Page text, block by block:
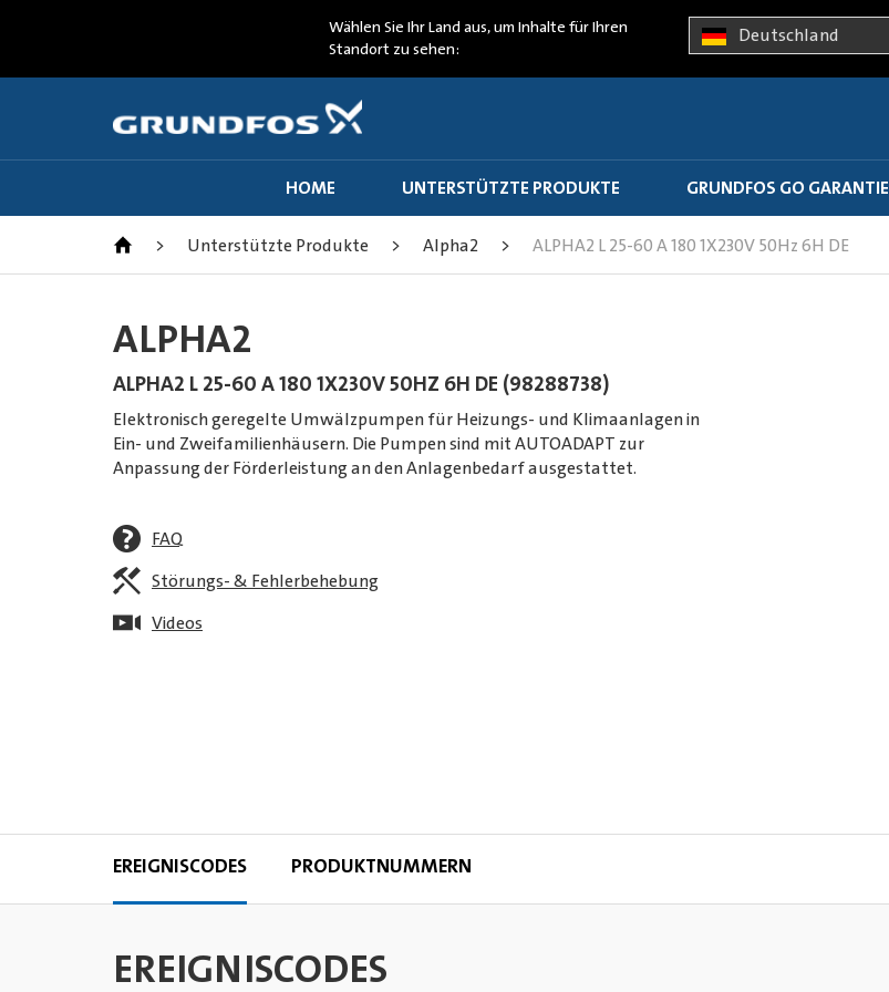
Wählen Sie Ihr Land aus, um Inhalte für Ihren
Standort zu sehen:
Deutschland
HOME UNTERSTÜTZTE PRODUKTE GRUNDFOS GO GARANTIE
> Unterstützte Produkte > Alpha2 > ALPHA2 L 25-60 A 180 1X230V 50Hz 6H DE
ALPHA2
ALPHA2 L 25-60 A 180 1X230V 50HZ 6H DE (98288738)
Elektronisch geregelte Umwälzpumpen für Heizungs- und Klimaanlagen in
Ein- und Zweifamilienhäusern. Die Pumpen sind mit AUTOADAPT zur
Anpassung der Förderleistung an den Anlagenbedarf ausgestattet.
FAQ
Störungs- & Fehlerbehebung
Videos
EREIGNISCODES PRODUKTNUMMERN
EREIGNISCODES